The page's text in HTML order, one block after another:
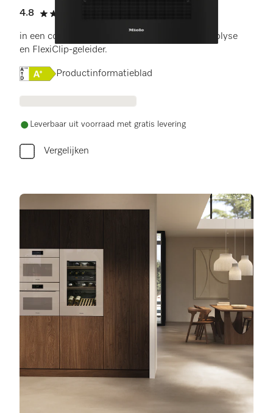
4.8
4.8 sterren op 5
in een combineerbaar design met netwerk, pyrolyse
en FlexiClip-geleider.
Online Label Flag, Energielabel
Productinformatieblad
Leverbaar uit voorraad met gratis levering
Vergelijken